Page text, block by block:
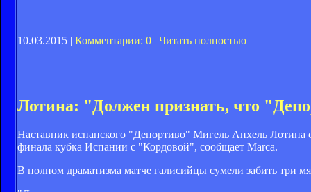
10.03.2015 | Комментарии: 0 | Читать полностью
Лотина: "Должен признать, что
Наставник испанского "Депортиво" Мигель Анхель Лотина
финала кубка Испании с "Кордовой", сообщает Marca.
В полном драматизма матче галисийцы сумели забить три